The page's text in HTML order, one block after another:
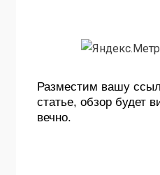
Разместим вашу
статье, обзор будет
вечно.